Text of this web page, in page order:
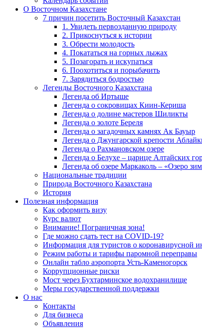
О Восточном Казахстане
7 причин посетить Восточный Казахстан
1. Увидеть первозданную природу
2. Прикоснуться к истории
3. Обрести молодость
4. Покататься на горных лыжах
5. Позагорать и искупаться
6. Поохотиться и порыбачить
7. Зарядиться бодростью
Легенды Восточного Казахстана
Легенда об Иртыше
Легенда о сокровищах Киин-Кериша
Легенда о долине мастеров Шиликты
Легенда о золоте Береля
Легенда о загадочных камнях Ак Бауыр
Легенда о Джунгарской крепости
Легенда о Рахмановском озере
Легенда о Белухе – царице Алтайских
Легенда об озере Маркаколь – «Озеро
Национальные традиции
Природа Восточного Казахстана
История
Полезная информация
Как оформить визу
Курс валют
Внимание! Пограничная зона!
Где можно сдать тест на COVID-19?
Информация для туристов о коронавирусной
Режим работы и тарифы паромной переправы
Онлайн табло аэропорта Усть-Каменогорск
Коррупционные риски
Мост через Бухтарминское водохранилище
Меры государственной поддержки
О нас
Контакты
Для бизнеса
Объявления